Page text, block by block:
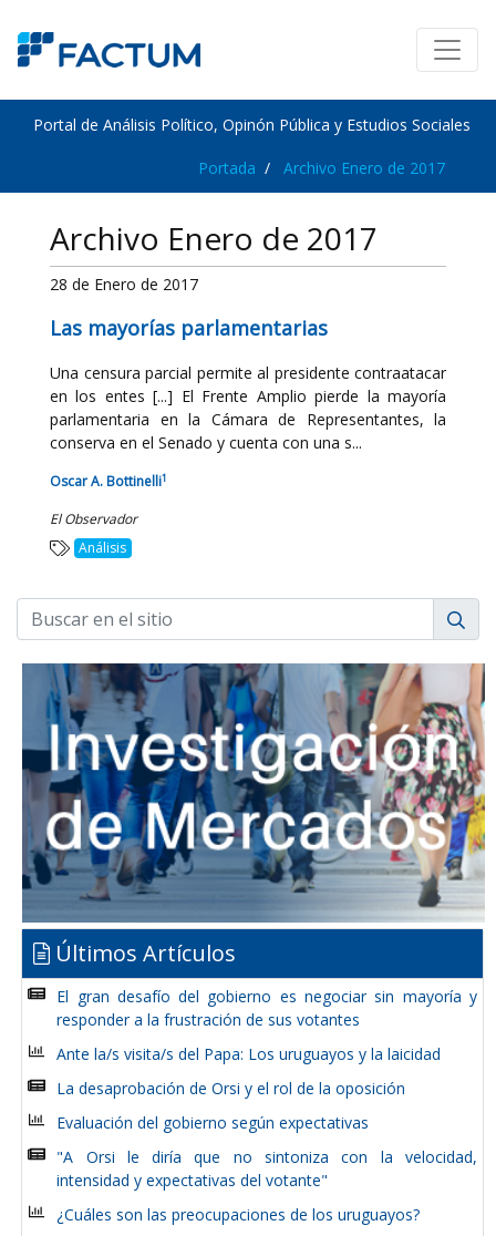
Portal de Análisis Político, Opinón Pública y Estudios Sociales
Portada Archivo Enero de 2017
Archivo Enero de 2017
28 de Enero de 2017
Las mayorías parlamentarias
Una censura parcial permite al presidente contraatacar
en los entes [...] El Frente Amplio pierde la mayoría
parlamentaria en la Cámara de Representantes, la
conserva en el Senado y cuenta con una s...
Oscar A. Bottinelli1
El Observador
Análisis
Últimos Artículos
El gran desafío del gobierno es negociar sin mayoría y
responder a la frustración de sus votantes
Ante la/s visita/s del Papa: Los uruguayos y la laicidad
La desaprobación de Orsi y el rol de la oposición
Evaluación del gobierno según expectativas
"A Orsi le diría que no sintoniza con la velocidad,
intensidad y expectativas del votante"
¿Cuáles son las preocupaciones de los uruguayos?